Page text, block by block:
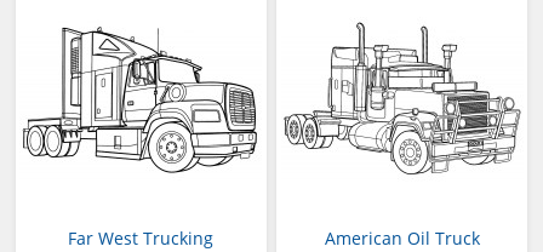
Far West Trucking American Oil Truck